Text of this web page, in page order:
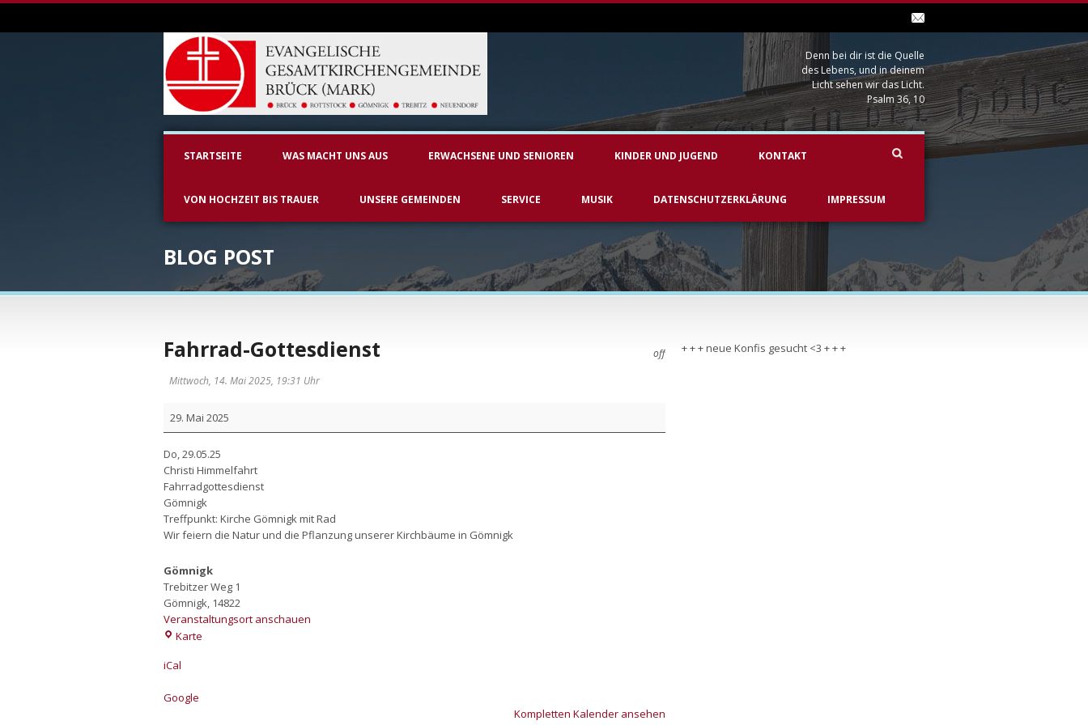
Denn bei dir ist die Quelle
des Lebens, und in deinem
Licht sehen wir das Licht.
Psalm 36, 10
STARTSEITE WAS MACHT UNS AUS ERWACHSENE UND SENIOREN KINDER UND JUGEND KONTAKT
VON HOCHZEIT BIS TRAUER UNSERE GEMEINDEN SERVICE MUSIK DATENSCHUTZERKLÄRUNG IMPRESSUM
BLOG POST
off
Fahrrad-Gottesdienst
Mittwoch, 14. Mai 2025, 19:31 Uhr
rad-
tes­
dienst
29. Mai 2025
Do, 29.05.25
Chris­ti Him­mel­fahrt
Fahr­rad­got­tes­dienst
Göm­nigk
Treff­punkt: Kir­che Göm­nigk mit Rad
Wir fei­ern die Natur und die Pflan­zung unse­rer Kirch­bäu­me in Göm­nigk
Gömnigk
Trebitzer Weg 1
Gömnigk, 14822
Veranstaltungsort anschauen
Karte
iCal
Goog­le
Kom­plet­ten Kalen­der anse­hen
+ + + neue Konfis gesucht <3 + + +